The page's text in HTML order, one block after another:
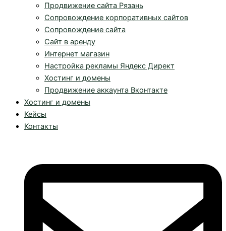
Продвижение сайта Рязань
Сопровождение корпоративных сайтов
Сопровождение сайта
Сайт в аренду
Интернет магазин
Настройка рекламы Яндекс Директ
Хостинг и домены
Продвижение аккаунта Вконтакте
Хостинг и домены
Кейсы
Контакты